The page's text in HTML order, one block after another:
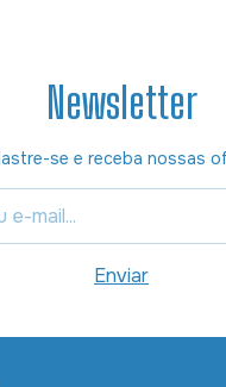
Newsletter
se e receba nossas